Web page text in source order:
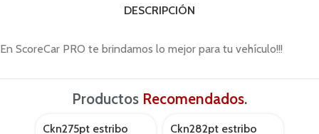
DESCRIPCIÓN
En ScoreCar PRO te brindamos lo mejor para tu vehículo!!!
Productos Recomendados.
Ckn275pt estribo Ckn282pt estribo